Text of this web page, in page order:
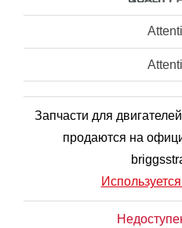
Запчасти для
продаются на